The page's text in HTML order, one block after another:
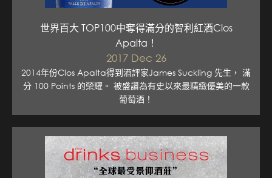
世界百大 TOP100中奪得滿分的智利紅酒Clos
Apalta！
2017 Dec 26
2014年份Clos Apalta得到酒評家James Suckling 先生， 滿
分 100 Points 的榮耀。 被盛讚為有史以來最精緻優美的一款
葡萄酒！